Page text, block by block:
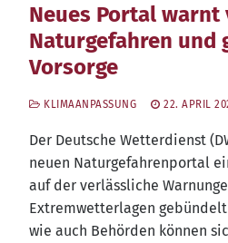
Neues Portal warnt
Naturgefahren und
Vorsorge
KLIMAANPASSUNG 22. APRIL
Der Deut­sche Wet­ter­dienst
neu­en Natur­ge­fah­ren­por­tal
auf der ver­läss­li­che
Extrem­wet­ter­la­gen
wie auch Behör­den kön­nen